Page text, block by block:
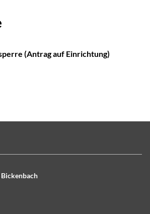
(Antrag auf Einrichtung)